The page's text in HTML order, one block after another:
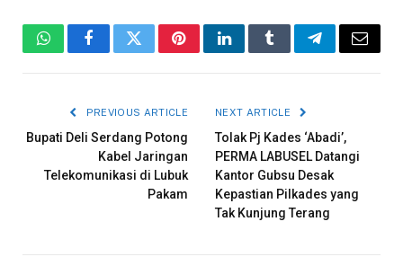
WhatsAppFacebookTwitterPinterestLinkedInTumblrTelegramEmail
PREVIOUS ARTICLE
Bupati Deli Serdang Potong
Kabel Jaringan
Telekomunikasi di Lubuk
Pakam
NEXT ARTICLE
Tolak Pj Kades ‘Abadi’,
PERMA LABUSEL Datangi
Kantor Gubsu Desak
Kepastian Pilkades yang
Tak Kunjung Terang